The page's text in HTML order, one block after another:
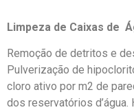
Limpeza de Caixas de
Remoção de detritos e
Pulverização de
cloro ativo por m2 de
dos reservatórios